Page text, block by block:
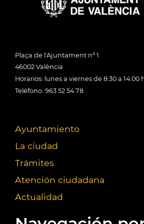
Plaça de l'Ajuntament nº 1
46002 València
Horarios: lunes a viernes de 8:30 a 14:00
Teléfono: 963 52 54 78
Ayuntamiento
La ciudad
Trámites
Atención ciudadana
Actualidad